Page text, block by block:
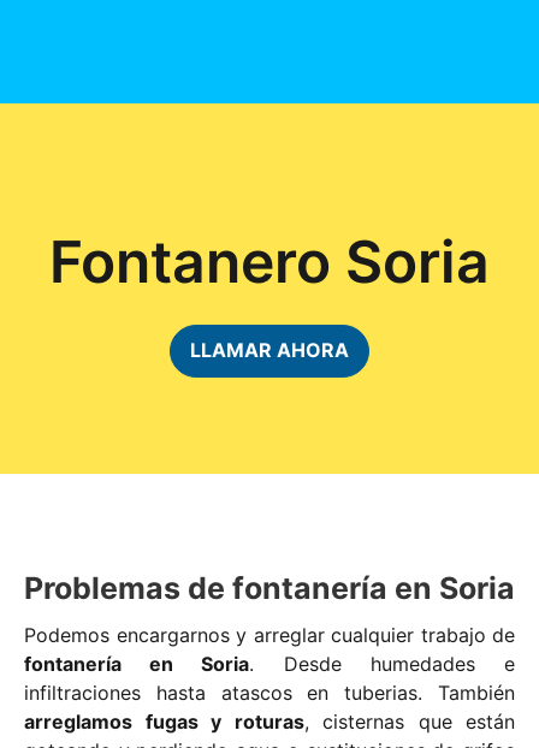
Fontanero Soria
LLAMAR AHORA
Problemas de fontanería en Soria
Podemos encargarnos y arreglar cualquier trabajo de
fontanería en Soria. Desde humedades e
infiltraciones hasta atascos en tuberias. También
arreglamos fugas y roturas, cisternas que están